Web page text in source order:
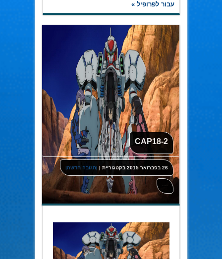
עבור לפרופיל »
CAP18-2
26 בפברואר 2015 בקטגוריית| |תגובה חדשה|
----